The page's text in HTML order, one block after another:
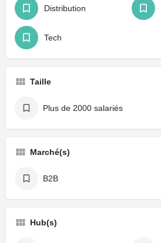
Distribution
Tech
Taille
Plus de 2000 salariés
Marché(s)
B2B
Hub(s)